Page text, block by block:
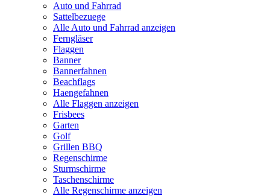
Auto und Fahrrad
Sattelbezuege
Alle Auto und Fahrrad anzeigen
Ferngläser
Flaggen
Banner
Bannerfahnen
Beachflags
Haengefahnen
Alle Flaggen anzeigen
Frisbees
Garten
Golf
Grillen BBQ
Regenschirme
Sturmschirme
Taschenschirme
Alle Regenschirme anzeigen